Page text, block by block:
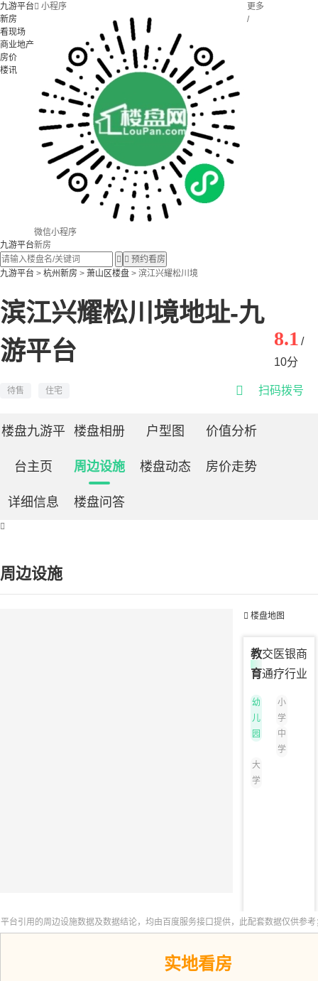
九游平台
新房
看现场
商业地产
房价
楼讯
 小程序
微信小程序
更多
/
九游平台新房
  预约看房
九游平台 > 杭州新房 > 萧山区楼盘 > 滨江兴耀松川境
滨江兴耀松川境地址-九
游平台
8.1 /
10分
待售 住宅  扫码拨号
楼盘九游平
台主页
楼盘相册 户型图 价值分析
周边设施 楼盘动态 房价走势
详细信息 楼盘问答

周边设施
 楼盘地图
教
育
交
通
医
疗
银
行
商
业
幼
儿
园
小
学
中
学
大
学
实地看房